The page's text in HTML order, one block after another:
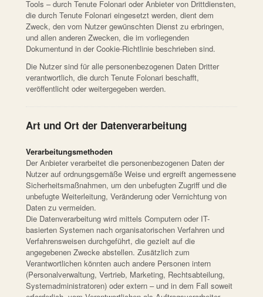
Tools – durch Tenute Folonari oder Anbieter von Drittdiensten,
die durch Tenute Folonari eingesetzt werden, dient dem
Zweck, den vom Nutzer gewünschten Dienst zu erbringen,
und allen anderen Zwecken, die im vorliegenden
Dokumentund in der Cookie-Richtlinie beschrieben sind.
Die Nutzer sind für alle personenbezogenen Daten Dritter
verantwortlich, die durch Tenute Folonari beschafft,
veröffentlicht oder weitergegeben werden.
Art und Ort der Datenverarbeitung
Verarbeitungsmethoden
Der Anbieter verarbeitet die personenbezogenen Daten der
Nutzer auf ordnungsgemäße Weise und ergreift angemessene
Sicherheitsmaßnahmen, um den unbefugten Zugriff und die
unbefugte Weiterleitung, Veränderung oder Vernichtung von
Daten zu vermeiden.
Die Datenverarbeitung wird mittels Computern oder IT-
basierten Systemen nach organisatorischen Verfahren und
Verfahrensweisen durchgeführt, die gezielt auf die
angegebenen Zwecke abstellen. Zusätzlich zum
Verantwortlichen könnten auch andere Personen intern
(Personalverwaltung, Vertrieb, Marketing, Rechtsabteilung,
Systemadministratoren) oder extern – und in dem Fall soweit